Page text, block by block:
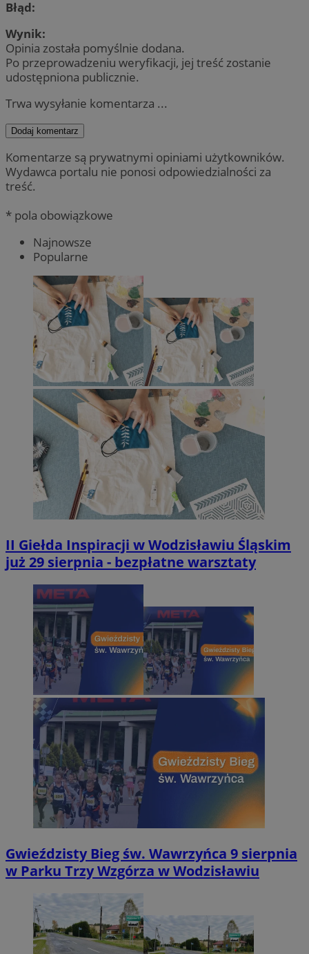
Błąd:
Wynik:
Opinia została pomyślnie dodana.
Po przeprowadzeniu weryfikacji, jej treść zostanie
udostępniona publicznie.
Trwa wysyłanie komentarza ...
Dodaj komentarz
Komentarze są prywatnymi opiniami użytkowników.
Wydawca portalu nie ponosi odpowiedzialności za
treść.
* pola obowiązkowe
Najnowsze
Popularne
II Giełda Inspiracji w Wodzisławiu Śląskim
już 29 sierpnia - bezpłatne warsztaty
Gwieździsty Bieg św. Wawrzyńca 9 sierpnia
w Parku Trzy Wzgórza w Wodzisławiu